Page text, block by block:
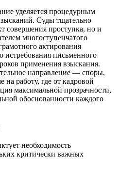
уделяется процедурным
Суды тщательно
совершения проступка, но и
многоступенчатого
актирования
истребования письменного
применения взыскания.
направление — споры,
на работу, где от кадровой
максимальной прозрачности,
обоснованности каждого
необходимость
критически важных